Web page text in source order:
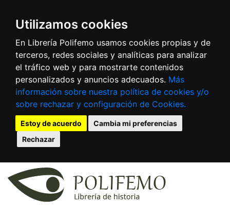
Utilizamos cookies
En Librería Polifemo usamos cookies propias y de
terceros, redes sociales y analíticas para analizar
el tráfico web y para mostrarte contenidos
personalizados y anuncios adecuados. Más
información sobre nuestra política de cookies y/o
sobre rechazar y configuración de Cookies.
Estoy de acuerdo
Cambia mi preferencias
Rechazar